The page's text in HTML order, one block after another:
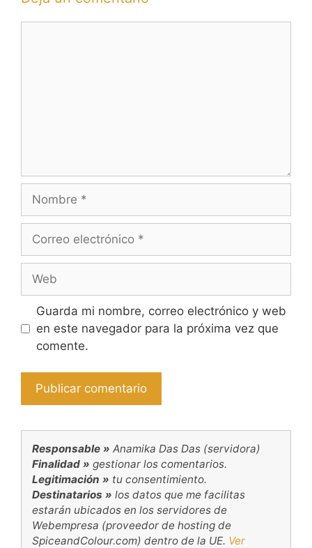
electrónico
Guarda mi nombre, correo electrónico y web
en este navegador para la próxima vez que
comente.
Responsable » Anamika Das Das (servidora)
Finalidad » gestionar los comentarios.
Legitimación » tu consentimiento.
Destinatarios » los datos que me facilitas
estarán ubicados en los servidores de
Webempresa (proveedor de hosting de
SpiceandColour.com) dentro de la UE. Ver